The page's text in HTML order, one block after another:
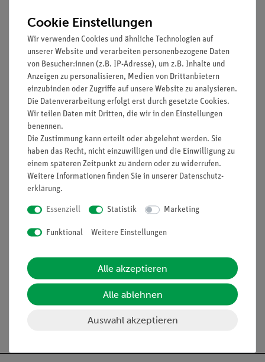
Funktion und Verwendung
Zum Abdecken von Präparaten verwendet. Bei
wässrigen Präparaten kann es Austrocknung verzögern.
Bei der Verwendung von Immersionsöl in der
hochauflösenden Mikroskopie verhindert es eine
Vermischung des Immersionsöls mit dem Präparat.
Ausstattung und technische
Maße (mm): 18 x 18
Inhalt: 50 Stück
Cookie Einstellungen
Wir verwenden Cookies und ähnliche Technologien auf
unserer Website und verarbeiten personenbezogene Daten
von Besucher:innen (z.B. IP-Adresse), um z.B. Inhalte und
Anzeigen zu personalisieren, Medien von Drittanbietern
einzubinden oder Zugriffe auf unsere Website zu analysieren.
Die Datenverarbeitung erfolgt erst durch gesetzte Cookies.
Wir teilen Daten mit Dritten, die wir in den Einstellungen
benennen.
Die Zustimmung kann erteilt oder abgelehnt werden. Sie
haben das Recht, nicht einzuwilligen und die Einwilligung zu
einem späteren Zeitpunkt zu ändern oder zu widerrufen.
Weitere Informationen finden Sie in unserer Daten­schutz­
erklärung.
Essenziell Statistik Marketing
Funktional Weitere Einstellungen
Alle akzeptieren
Alle ablehnen
Auswahl akzeptieren